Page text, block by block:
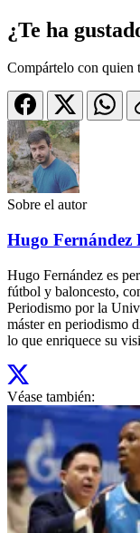
¿Te ha
Compártelo con quien
Sobre el autor
Hugo Fernández
Hugo Fernández es
fútbol y baloncesto,
Periodismo por la
máster en periodismo
lo que enriquece su
Véase también: